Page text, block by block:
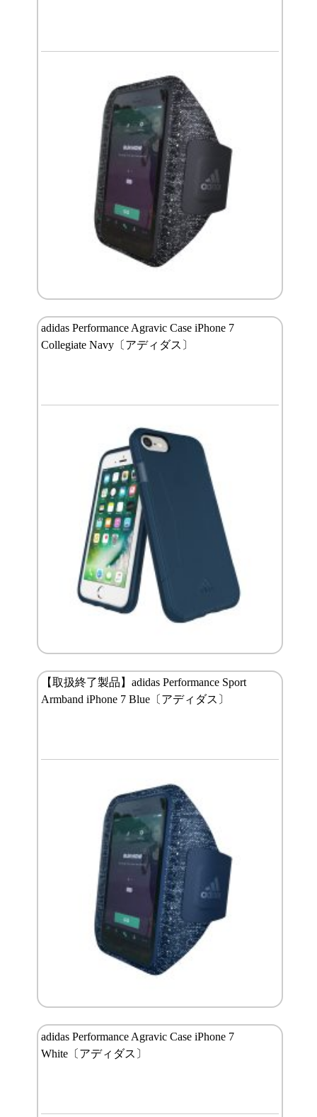
adidas Performance Agravic Case iPhone 7
Collegiate Navy〔アディダス〕
【取扱終了製品】adidas Performance Sport
Armband iPhone 7 Blue〔アディダス〕
adidas Performance Agravic Case iPhone 7
White〔アディダス〕